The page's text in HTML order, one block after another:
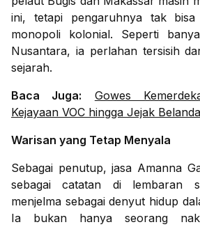
ini, tetapi pengaruhnya tak bisa
monopoli kolonial. Seperti
Nusantara, ia perlahan tersisih
sejarah.
Baca Juga:
Gowes
Kejayaan VOC hingga Jejak
Warisan yang Tetap Menyala
Sebagai penutup, jasa Amanna
sebagai catatan di lembaran
menjelma sebagai denyut hidup
Ia bukan hanya seorang